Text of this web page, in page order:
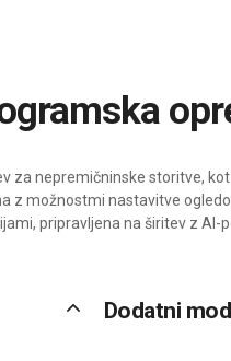
za nepremičninske storitve,
možnostmi nastavitve
pripravljena na širitev z AI-
keyboard_arrow_up Dodatni